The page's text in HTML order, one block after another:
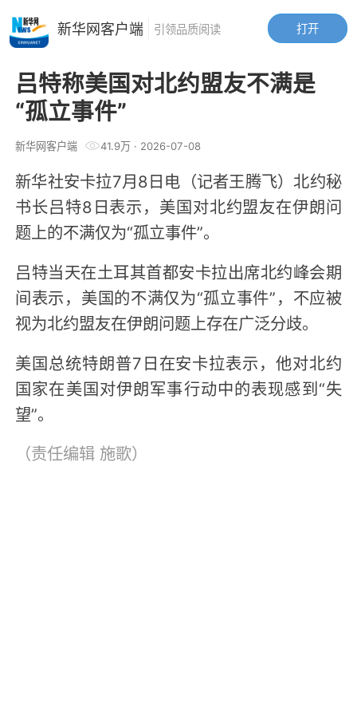
吕特称美国对北约盟友不满是
“孤立事件”
新华网客户端 41.9万· 2026-07-08
新华社安卡拉7月8日电（记者王腾飞）北约秘
书长吕特8日表示，美国对北约盟友在伊朗问
题上的不满仅为“孤立事件”。
吕特当天在土耳其首都安卡拉出席北约峰会期
间表示，美国的不满仅为“孤立事件”，不应被
视为北约盟友在伊朗问题上存在广泛分歧。
美国总统特朗普7日在安卡拉表示，他对北约
国家在美国对伊朗军事行动中的表现感到“失
望”。
（责任编辑 施歌）
打开
新华网客户端 引领品质阅读